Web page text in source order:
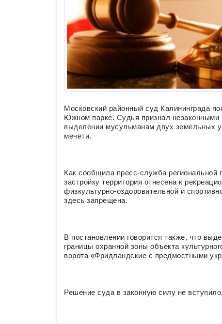
Московский районный суд Калининграда
Южном парке. Судья признал незаконными
выделении мусульманам двух земельных
мечети.
Как сообщила пресс-служба региональной
застройку территория отнесена к
физкультурно-оздоровительной и
здесь запрещена.
В постановлении говорится также, что
границы охранной зоны объекта
ворота «Фридландские с предмостными
Решение суда в законную силу не